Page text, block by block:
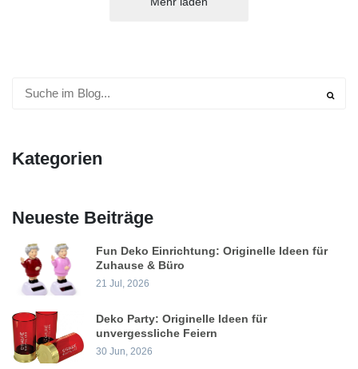
Kategorien
Neueste Beiträge
Fun Deko Einrichtung: Originelle Ideen für
Zuhause & Büro
21 Jul, 2026
Deko Party: Originelle Ideen für
unvergessliche Feiern
30 Jun, 2026